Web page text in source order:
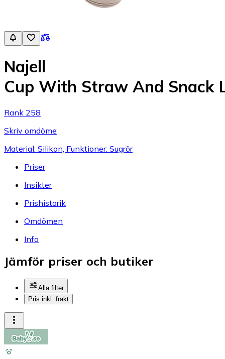
Najell
Cup With Straw And Snack
Rank 258
Skriv omdöme
Material: Silikon, Funktioner: Sugrör
Priser
Insikter
Prishistorik
Omdömen
Info
Jämför priser och butiker
Alla filter
Pris inkl. frakt